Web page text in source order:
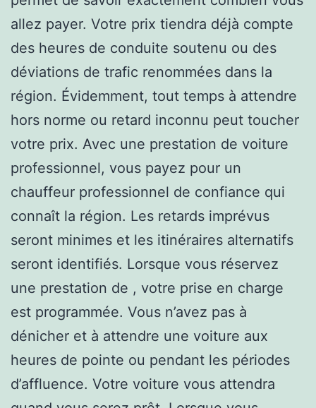
allez payer. Votre prix tiendra déjà compte
des heures de conduite soutenu ou des
déviations de trafic renommées dans la
région. Évidemment, tout temps à attendre
hors norme ou retard inconnu peut toucher
votre prix. Avec une prestation de voiture
professionnel, vous payez pour un
chauffeur professionnel de confiance qui
connaît la région. Les retards imprévus
seront minimes et les itinéraires alternatifs
seront identifiés. Lorsque vous réservez
une prestation de , votre prise en charge
est programmée. Vous n’avez pas à
dénicher et à attendre une voiture aux
heures de pointe ou pendant les périodes
d’affluence. Votre voiture vous attendra